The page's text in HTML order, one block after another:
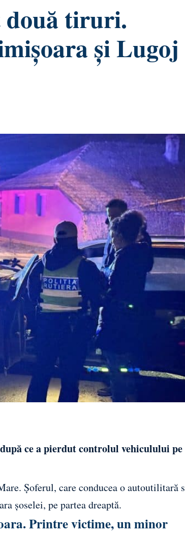
două tiruri.
și Lugoj
ce a pierdut controlul vehiculului pe
Șoferul, care conducea o autoutilitară
șoselei, pe partea dreaptă.
Printre victime, un minor